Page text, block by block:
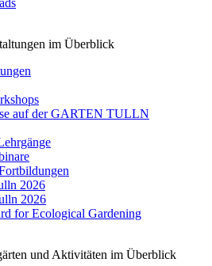
im Überblick
auf der GARTEN TULLN
2026
2026
for Ecological Gardening
und Aktivitäten im Überblick